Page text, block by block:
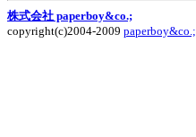
株式会社 paperboy&co.;
copyright(c)2004-2009 paperboy&co.;